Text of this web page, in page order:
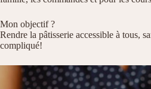
Mon objectif ?
Rendre la pâtisserie accessible à tous,
compliqué!